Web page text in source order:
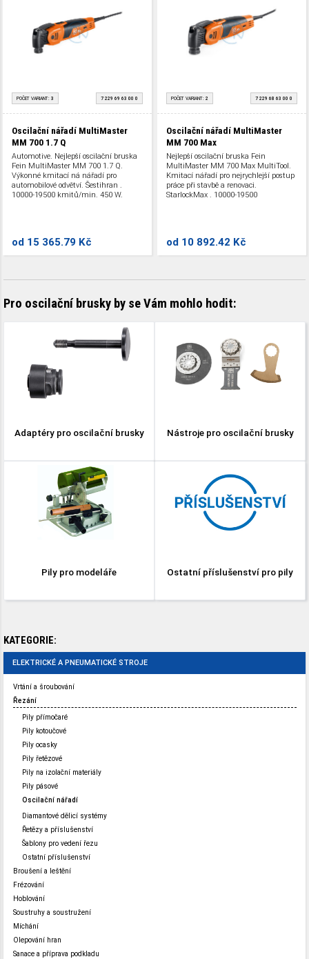
POČET VARIANT: 3 7 229 69 63 00 0
Oscilační nářadí MultiMaster
MM 700 1.7 Q
Automotive. Nejlepší oscilační bruska
Fein MultiMaster MM 700 1.7 Q.
Výkonné kmitací ná nářadí pro
automobilové odvětví. Šestihran .
10000-19500 kmitů/min. 450 W.
od 15 365.79 Kč
POČET VARIANT: 2 7 229 68 63 00 0
Oscilační nářadí MultiMaster
MM 700 Max
Nejlepší oscilační bruska Fein
MultiMaster MM 700 Max MultiTool.
Kmitací nářadí pro nejrychlejší postup
práce při stavbě a renovaci.
StarlockMax . 10000-19500
od 10 892.42 Kč
Pro oscilační brusky by se Vám mohlo hodit:
Adaptéry pro oscilační brusky Nástroje pro oscilační brusky
Pily pro modeláře Ostatní příslušenství pro pily
KATEGORIE:
ELEKTRICKÉ A PNEUMATICKÉ STROJE
Vrtání a šroubování
Řezání
Pily přímočaré
Pily kotoučové
Pily ocasky
Pily řetězové
Pily na izolační materiály
Pily pásové
Oscilační nářadí
Diamantové dělicí systémy
Řetězy a příslušenství
Šablony pro vedení řezu
Ostatní příslušenství
Broušení a leštění
Frézování
Hoblování
Soustruhy a soustružení
Míchání
Olepování hran
Sanace a příprava podkladu